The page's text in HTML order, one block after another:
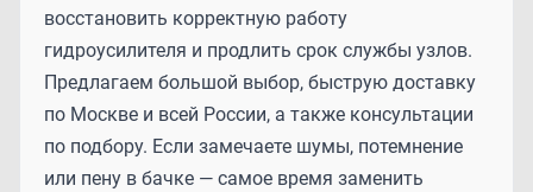
восстановить корректную работу
гидроусилителя и продлить срок службы узлов.
Предлагаем большой выбор, быструю доставку
по Москве и всей России, а также консультации
по подбору. Если замечаете шумы, потемнение
или пену в бачке — самое время заменить